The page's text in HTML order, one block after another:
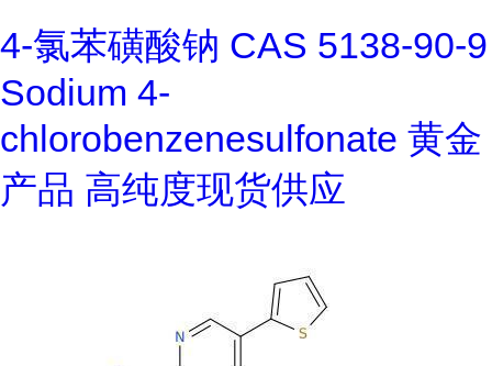
4-氯苯磺酸钠 CAS 5138-90-9
Sodium 4-
chlorobenzenesulfonate 黄金
产品 高纯度现货供应